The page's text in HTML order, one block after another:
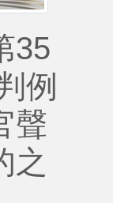
35
例
聲
之